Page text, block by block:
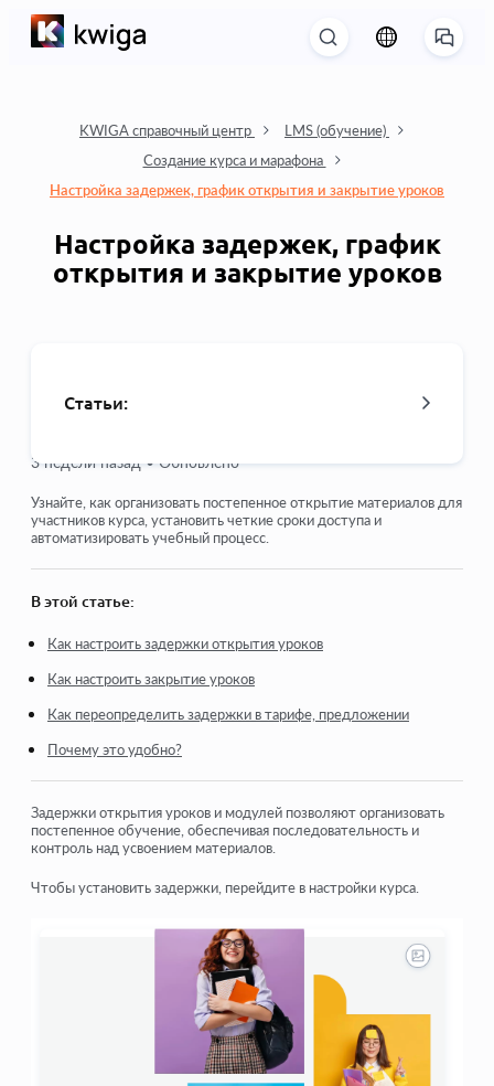
KWIGA справочный центр
LMS (обучение)
Создание курса и марафона
Настройка задержек, график открытия и закрытие уроков
Настройка задержек, график
открытия и закрытие уроков
Статьи:
Как удалить курс
Защита Ваших материалов на Kwiga
учеников
Использование чекпоинтов
Как добавить практику к уроку
Как создать задание с обязательной проверкой
куратором
Как создать задание для разных тарифов
Как создать тест с баллами и автоматической
3 недели назад • Обновлено
Узнайте, как организовать постепенное открытие материалов для
участников курса, установить четкие сроки доступа и
автоматизировать учебный процесс.
В этой статье:
Как настроить задержки открытия уроков
Как настроить закрытие уроков
Как переопределить задержки в тарифе, предложении
Почему это удобно?
Задержки открытия уроков и модулей позволяют организовать
постепенное обучение, обеспечивая последовательность и
контроль над усвоением материалов.
Чтобы установить задержки, перейдите в настройки курса.